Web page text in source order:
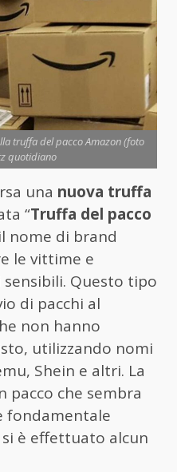
truffa del pacco Amazon (foto
quotidiano
una nuova truffa
“Truffa del pacco
nome di brand
le vittime e
Questo tipo
di pacchi al
non hanno
utilizzando nomi
Shein e altri. La
pacco che sembra
fondamentale
è effettuato alcun